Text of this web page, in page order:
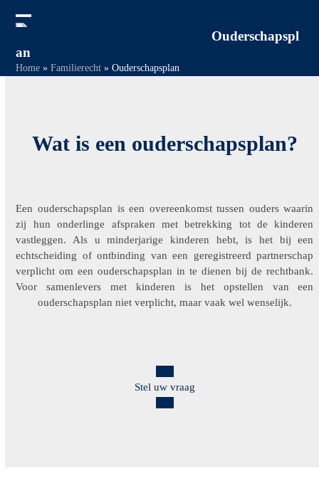
Open
mobile
menu
Close
mobile
menu
Ouderschapspl
an
Home »Familierecht »Ouderschapsplan
Wat is een ouderschapsplan?
Een ouderschapsplan is een overeenkomst tussen ouders waarin
zij hun onderlinge afspraken met betrekking tot de kinderen
vastleggen. Als u minderjarige kinderen hebt, is het bij een
echtscheiding of ontbinding van een geregistreerd partnerschap
verplicht om een ouderschapsplan in te dienen bij de rechtbank.
Voor samenlevers met kinderen is het opstellen van een
ouderschapsplan niet verplicht, maar vaak wel wenselijk.
Stel uw vraag